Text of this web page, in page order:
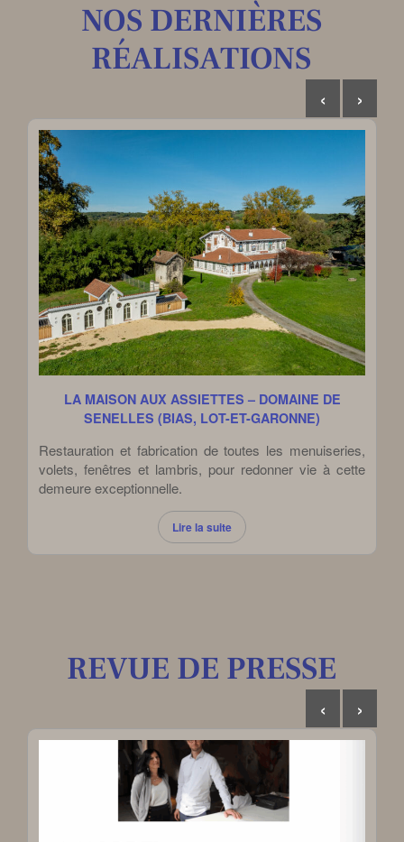
NOS DERNIÈRES
RÉALISATIONS
LA MAISON AUX ASSIETTES – DOMAINE DE
SENELLES (BIAS, LOT-ET-GARONNE)
Restauration et fabrication de toutes les menuiseries,
volets, fenêtres et lambris, pour redonner vie à cette
demeure exceptionnelle.
Lire la suite
‹ ›
REVUE DE PRESSE
‹ ›